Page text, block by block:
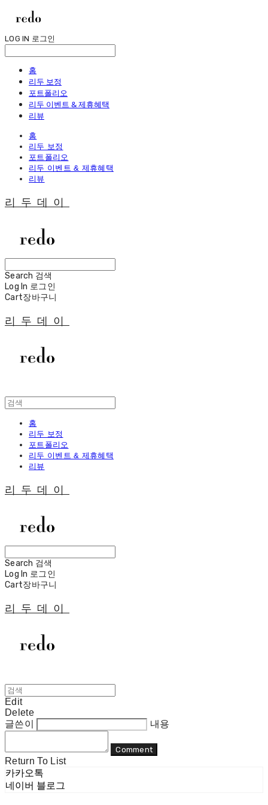
LOG IN 로그인
홈
리두 보정
포트폴리오
리두 이벤트 & 제휴혜택
리뷰
홈
리두 보정
포트폴리오
리두 이벤트 & 제휴혜택
리뷰
리두데이
Search 검색
Log In 로그인
Cart장바구니
리두데이
홈
리두 보정
포트폴리오
리두 이벤트 & 제휴혜택
리뷰
리두데이
Search 검색
Log In 로그인
Cart장바구니
리두데이
Edit
Delete
글쓴이
내용
Comment
Return To List
카카오톡
네이버 블로그